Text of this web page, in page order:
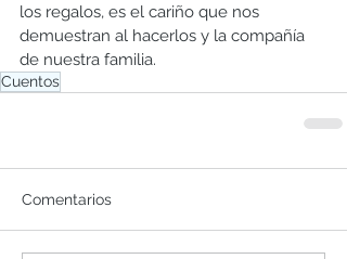
los regalos, es el cariño que nos
demuestran al hacerlos y la compañía
de nuestra familia.
Cuentos
Comentarios